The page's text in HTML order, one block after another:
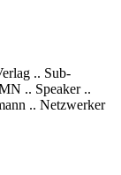
.. Sub-
.. Speaker ..
.. Netzwerker